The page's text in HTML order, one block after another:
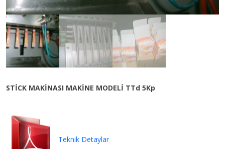
STİCK MAKİNASI MAKİNE MODELİ TTd 5Kp
Teknik Detaylar